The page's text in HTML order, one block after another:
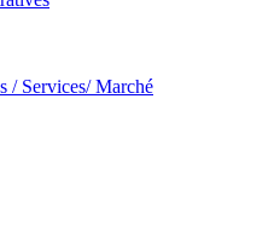
/ Services/ Marché